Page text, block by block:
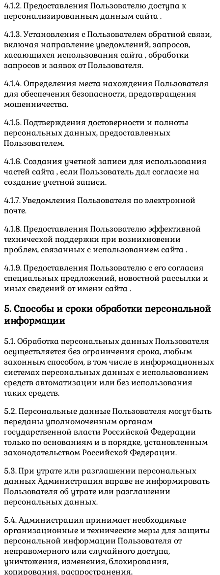
4.1.2. Предоставления Пользователю доступа к
персонализированным данным сайта .
4.1.3. Установления с Пользователем обратной связи,
включая направление уведомлений, запросов,
касающихся использования сайта , обработки
запросов и заявок от Пользователя.
4.1.4. Определения места нахождения Пользователя
для обеспечения безопасности, предотвращения
мошенничества.
4.1.5. Подтверждения достоверности и полноты
персональных данных, предоставленных
Пользователем.
4.1.6. Создания учетной записи для использования
частей сайта , если Пользователь дал согласие на
создание учетной записи.
4.1.7. Уведомления Пользователя по электронной
почте.
4.1.8. Предоставления Пользователю эффективной
технической поддержки при возникновении
проблем, связанных с использованием сайта .
4.1.9. Предоставления Пользователю с его согласия
специальных предложений, новостной рассылки и
иных сведений от имени сайта .
5. Способы и сроки обработки персональной
информации
5.1. Обработка персональных данных Пользователя
осуществляется без ограничения срока, любым
законным способом, в том числе в информационных
системах персональных данных с использованием
средств автоматизации или без использования
таких средств.
5.2. Персональные данные Пользователя могут быть
переданы уполномоченным органам
государственной власти Российской Федерации
только по основаниям и в порядке, установленным
законодательством Российской Федерации.
5.3. При утрате или разглашении персональных
данных Администрация вправе не информировать
Пользователя об утрате или разглашении
персональных данных.
5.4. Администрация принимает необходимые
организационные и технические меры для защиты
персональной информации Пользователя от
неправомерного или случайного доступа,
уничтожения, изменения, блокирования,
копирования, распространения,